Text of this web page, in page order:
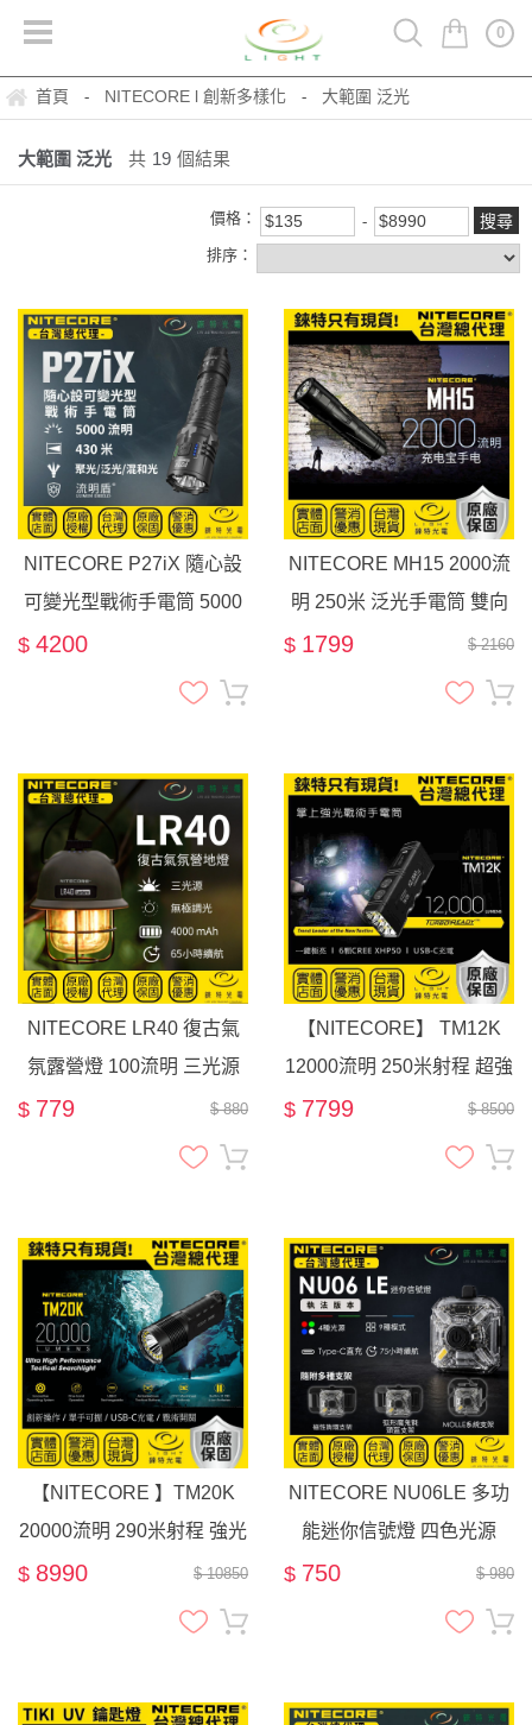
0
首頁 - NITECORE l 創新多樣化 - 大範圍 泛光
大範圍 泛光 共 19 個結果
價格：
排序：
NITECORE P27iX 隨心設
可變光型戰術手電筒 5000
流明 430米遠射 泛光/聚光/
混合光 尾部雙按鍵 爆閃 流
$ 4200
NITECORE MH15 2000流
明 250米 泛光手電筒 雙向
快充 USB-C 信標 應急行充
$ 2160
$ 1799
NITECORE LR40 復古氣
氛露營燈 100流明 三光源
仿鎢絲光 USB-C充電 營地
$ 880
$ 779
【NITECORE】 TM12K
12000流明 250米射程 超強
光 勤務戰術手電筒$ 8500
$ 7799
【NITECORE 】TM20K
20000流明 290米射程 強光
高亮 戰術手電筒$ 10850
$ 8990
NITECORE NU06LE 多功
能迷你信號燈 四色光源
USB-C充電 警示燈 ARC導
$ 980
$ 750